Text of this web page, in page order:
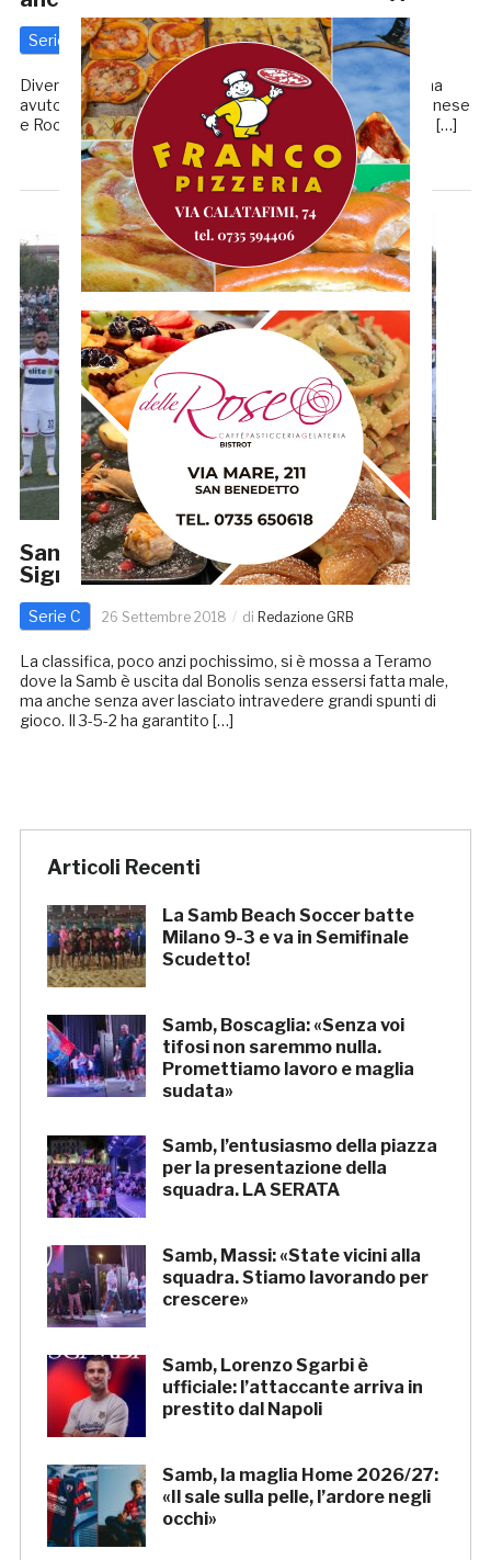
Serie C 4 Maggio 2019 diRedazione GRB
Diversi sono i dubbi di mister magi che negli ultimi giorni ha
avuto a che fare con gli indisponibili in rosa. Per primi Gelonese
e Rocchi, la cui assenza peserà, e molto, negli equilibri del […]
Samb-Vis Pesaro, LE PROBABILI: da
Signori a Stanco, i dubbi di Magi
Serie C 26 Settembre 2018 di Redazione GRB
La classifica, poco anzi pochissimo, si è mossa a Teramo
dove la Samb è uscita dal Bonolis senza essersi fatta male,
ma anche senza aver lasciato intravedere grandi spunti di
gioco. Il 3-5-2 ha garantito […]
Articoli Recenti
La Samb Beach Soccer batte
Milano 9-3 e va in Semifinale
Scudetto!
Samb, Boscaglia: «Senza voi
tifosi non saremmo nulla.
Promettiamo lavoro e maglia
sudata»
Samb, l’entusiasmo della piazza
per la presentazione della
squadra. LA SERATA
Samb, Massi: «State vicini alla
squadra. Stiamo lavorando per
crescere»
Samb, Lorenzo Sgarbi è
ufficiale: l’attaccante arriva in
prestito dal Napoli
Samb, la maglia Home 2026/27:
«Il sale sulla pelle, l’ardore negli
occhi»